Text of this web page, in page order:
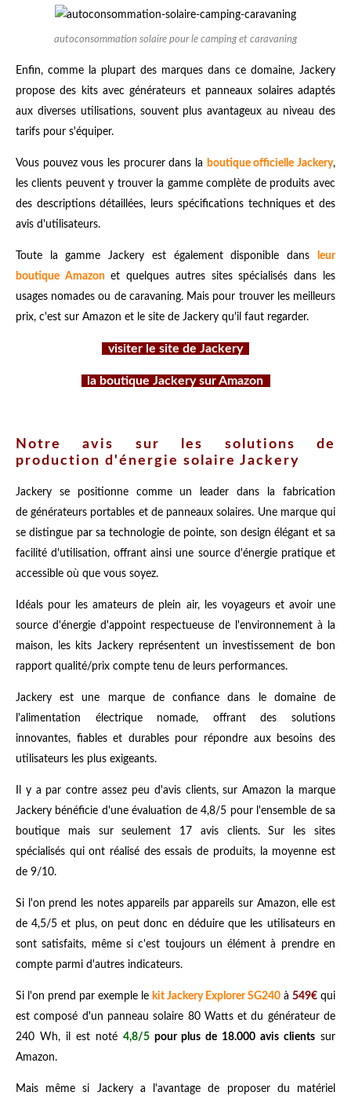
autoconsommation solaire pour le camping et caravaning
Enfin, comme la plupart des marques dans ce domaine, Jackery
propose des kits avec générateurs et panneaux solaires adaptés
aux diverses utilisations, souvent plus avantageux au niveau des
tarifs pour s'équiper.
Vous pouvez vous les procurer dans la boutique officielle Jackery,
les clients peuvent y trouver la gamme complète de produits avec
des descriptions détaillées, leurs spécifications techniques et des
avis d'utilisateurs.
Toute la gamme Jackery est égalementdisponible dans
leur
boutique Amazonet quelques autres sites spécialisés dans les
usages nomades ou de caravaning. Mais pour trouver les meilleurs
prix, c'est sur Amazon et le site de Jackery qu'il faut regarder.
visiter le site de Jackery
la boutique Jackery sur Amazon
Notre avis sur les solutions de
production d'énergie solaire Jackery
Jackery se positionne comme un leader dans la fabrication
de générateurs portables et de panneaux solaires. Une marque qui
se distingue par sa technologie de pointe, son design élégant et sa
facilité d'utilisation, offrant ainsi une source d'énergie pratique et
accessible où que vous soyez.
Idéals pour les amateurs de plein air, les voyageurs et avoir une
source d'énergie d'appoint respectueuse de l'environnement à la
maison, les kits Jackery représentent un investissement de bon
rapport qualité/prix compte tenu de leurs performances.
Jackery est une marque de confiance dans le domaine de
l'alimentation électrique nomade, offrant des solutions
innovantes, fiables et durables pour répondre aux besoins des
utilisateurs les plus exigeants.
Il y a par contre assez peu d'avis clients, sur Amazon la marque
Jackery bénéficie d'une évaluation de 4,8/5 pour l'ensemble de sa
boutique mais sur seulement 17 avis clients. Sur les sites
spécialisés qui ont réalisé des essais de produits, la moyenne est
de 9/10.
Si l'on prend les notes appareils par appareils sur Amazon, elle est
de 4,5/5 et plus, on peut donc en déduire que les utilisateurs en
sont satisfaits, même si c'est toujours un élément à prendre en
compte parmi d'autres indicateurs.
Si l'on prend par exemple le kit Jackery Explorer SG240 à 549€ qui
est composé d'un panneau solaire 80 Watts et du générateur de
240 Wh, il est noté 4,8/5pour plus de 18.000 avis clients sur
Amazon.
Mais même si Jackery a l'avantage de proposer du matériel